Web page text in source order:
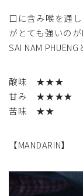
口に含み喉を通
がとても強いのが
SAI NAM
酸味 ★★★
甘み ★★★★
苦味 ★★
【MANDARIN】